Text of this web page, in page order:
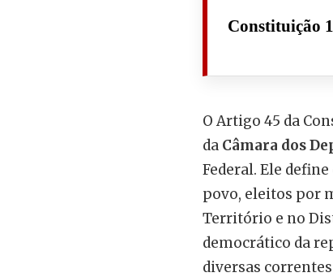
Constituição
O Artigo 45 da
da Câmara dos
Federal. Ele
povo, eleitos por
Território e no
democrático da
diversas